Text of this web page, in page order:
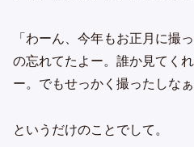
「わーん、今年もお正月に撮
の忘れてたよー。誰か見てく
ー。でもせっかく撮ったしな
というだけのことでして。